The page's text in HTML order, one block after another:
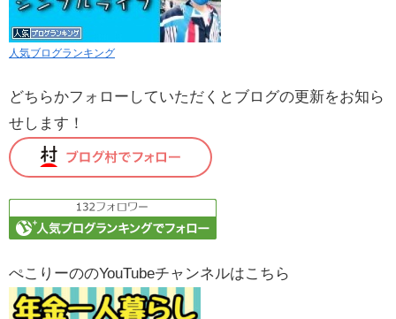
人気ブログランキング
どちらかフォローしていただくとブログの更新をお知ら
せします！
ぺこりーののYouTubeチャンネルはこちら